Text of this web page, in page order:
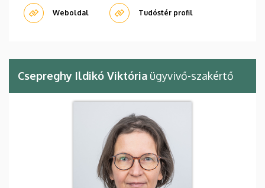
Weboldal Tudóstér profil
Csepreghy Ildikó Viktória ügyvivő-szakértő